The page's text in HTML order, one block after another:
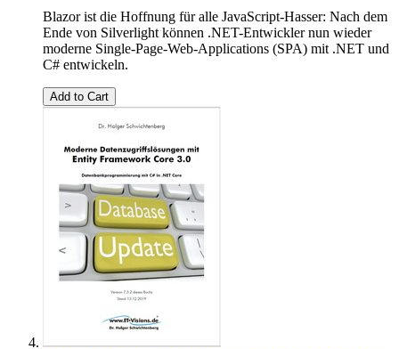
Blazor ist die Hoffnung für alle JavaScript-Hasser: Nach dem
Ende von Silverlight können .NET-Entwickler nun wieder
moderne Single-Page-Web-Applications (SPA) mit .NET und
C# entwickeln.
Add to Cart